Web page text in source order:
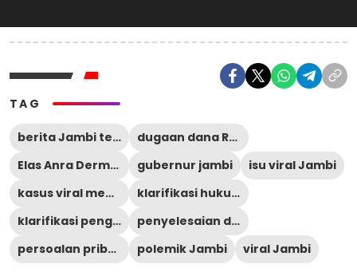
TAG
berita Jambi terbaru
dugaan dana Rp400 juta
Elas Anra Dermawan
gubernur jambi
isu viral Jambi
kasus viral media sosial
klarifikasi hukum
klarifikasi pengacara
penyelesaian damai
persoalan pribadi klien
polemik Jambi viral Jambi